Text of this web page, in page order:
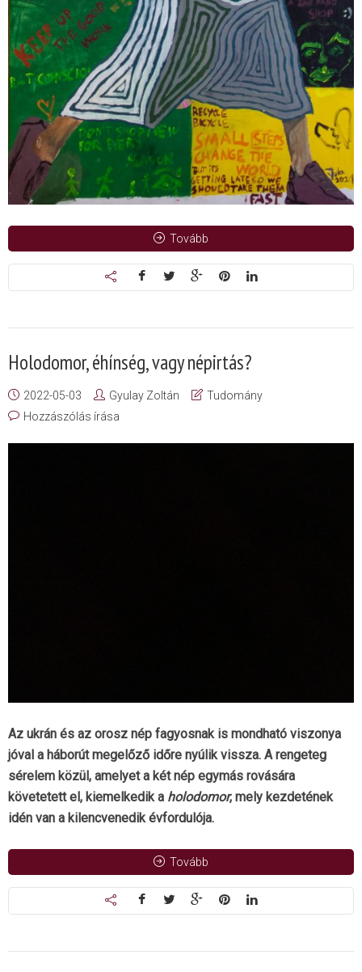
Tovább
Holodomor, éhínség, vagy népirtás?
2022-05-03 Gyulay Zoltán
Tudomány
Hozzászólás írása
Az ukrán és az orosz nép fagyosnak is mondható viszonya
jóval a háborút megelőző időre nyúlik vissza. A rengeteg
sérelem közül, amelyet a két nép egymás rovására
követetett el, kiemelkedik a holodomor, mely kezdetének
idén van a kilencvenedik évfordulója.
Tovább